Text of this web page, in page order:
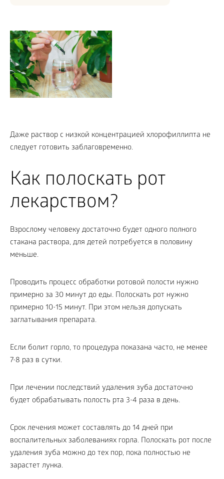
Даже раствор с низкой концентрацией хлорофиллипта не
следует готовить заблаговременно.
Как полоскать рот
лекарством?
Взрослому человеку достаточно будет одного полного
стакана раствора, для детей потребуется в половину
меньше.
Проводить процесс обработки ротовой полости нужно
примерно за 30 минут до еды. Полоскать рот нужно
примерно 10-15 минут. При этом нельзя допускать
заглатывания препарата.
Если болит горло, то процедура показана часто, не менее
7-8 раз в сутки.
При лечении последствий удаления зуба достаточно
будет обрабатывать полость рта 3-4 раза в день.
Срок лечения может составлять до 14 дней при
воспалительных заболеваниях горла. Полоскать рот после
удаления зуба можно до тех пор, пока полностью не
зарастет лунка.